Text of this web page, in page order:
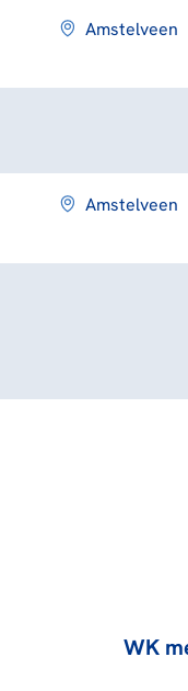
Amstelveen
Amstelveen
WK